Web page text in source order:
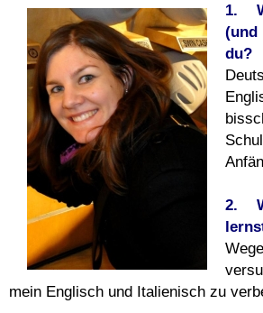
1.
(und
du?
2.
mein Englisch und Italienisch zu